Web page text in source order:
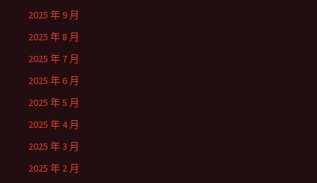
2025 年 9 月
2025 年 8 月
2025 年 7 月
2025 年 6 月
2025 年 5 月
2025 年 4 月
2025 年 3 月
2025 年 2 月